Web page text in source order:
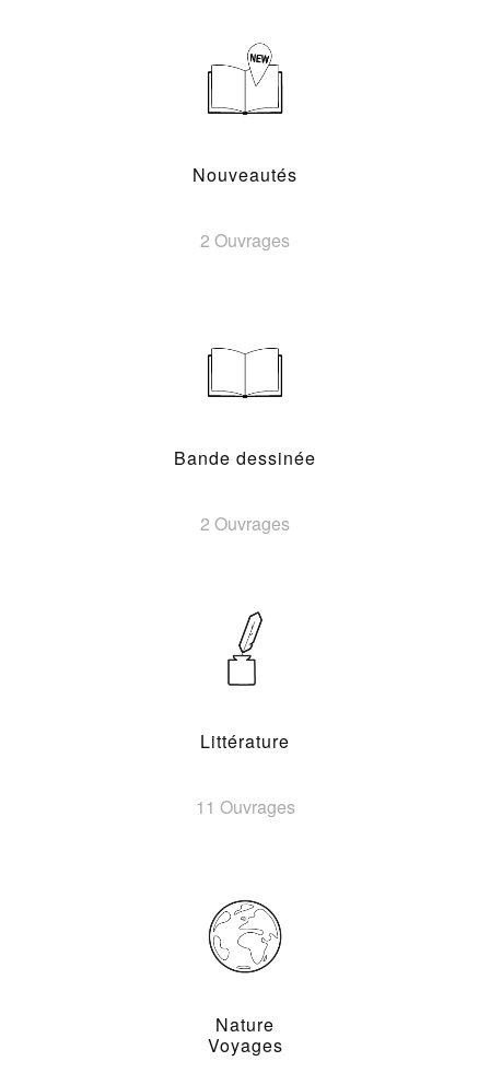
Nouveautés
2 Ouvrages
Bande dessinée
2 Ouvrages
Littérature
11 Ouvrages
Nature
Voyages